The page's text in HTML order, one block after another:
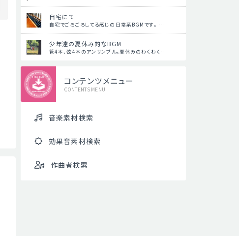
自宅にて
自宅でごろごろしてる感じの日常系BGMです。 …
少年達の夏休み的なBGM
管4本、弦4本のアンサンブル。夏休みのわくわく…
コンテンツメニュー
CONTENTS MENU
音楽素材検索
効果音素材検索
作曲者検索